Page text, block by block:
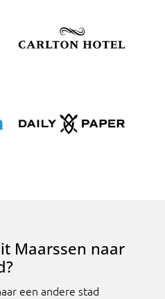
Maarssen naar
een andere stad